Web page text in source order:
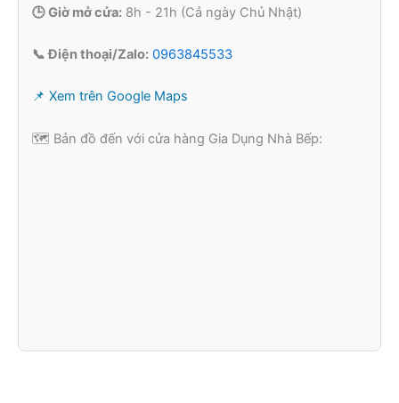
🕒 Giờ mở cửa: 8h - 21h (Cả ngày Chủ Nhật)
📞 Điện thoại/Zalo: 0963845533
📌 Xem trên Google Maps
🗺️ Bản đồ đến với cửa hàng Gia Dụng Nhà Bếp: